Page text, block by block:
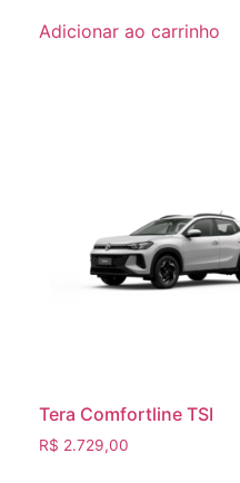
Adicionar ao carrinho
Tera Comfortline TSI
R$ 2.729,00